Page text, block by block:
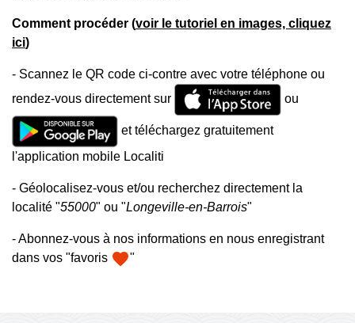
Comment procéder (voir le tutoriel en images, cliquez
ici)
- Scannez le QR code ci-contre avec votre téléphone ou
rendez-vous directement sur
ou
et téléchargez gratuitement
l'application mobile Localiti
- Géolocalisez-vous et/ou recherchez directement la
localité "55000" ou "Longeville-en-Barrois"
- Abonnez-vous à nos informations en nous enregistrant
dans vos "favoris favorite"